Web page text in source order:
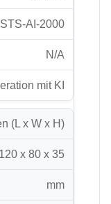
STS-AI-2000
N/A
mit KI
(L x W x H)
120 x 80 x 35
mm